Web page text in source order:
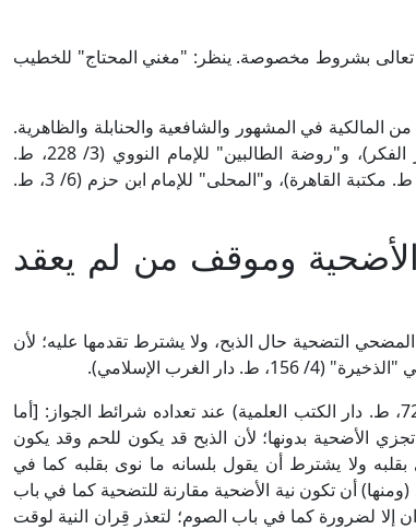
تعالى بشروط مخصوصة. ينظر: "مغني المحتاج" للخطيب
في المشهور والشافعية والحنابلة والظاهرية.
ينظر: "مواهب الجليل" للإمام الحطاب (3/ 238، ط. دار الفكر)، و"روضة الطالبين" للإمام النووي (3/ 228، ط.
المكتب الإسلامي)، و"المغني" للإمام ابن قدامة (9/ 435، ط. مكتبة القاهرة)، و"المحلى" للإمام ابن حزم (6/ 3، ط.
وموقف من لم يعقد
التضحية حال الذبح، ولا يشترط تقدمها عليه؛ لأن
الغرب الإسلامي).
قال الإمام الكاساني الحنفي في "بدائع الصنائع" (5/ 71-72، ط. دار الكتب العلمية) عند تعداده شرائط الجواز: [أما
الأضحية بدونها؛ لأن الذبح قد يكون للحم وقد يكون
بقلبه ولا يشترط أن يقول بلسانه ما نوى بقلبه كما في
(ومنها) أن تكون نية الأضحية مقارنة للتضحية كما في باب
إلا لضرورة كما في باب الصوم؛ لتعذر قِران النية لوقت